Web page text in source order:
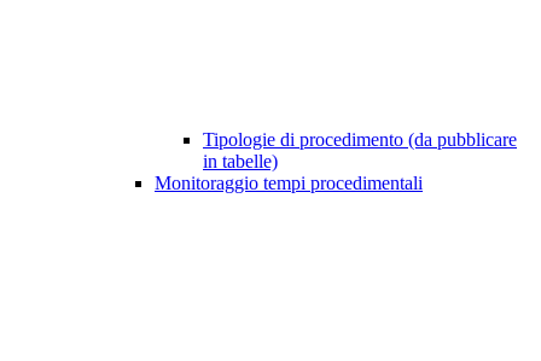
Tipologie di procedimento (da pubblicare
in tabelle)
Monitoraggio tempi procedimentali